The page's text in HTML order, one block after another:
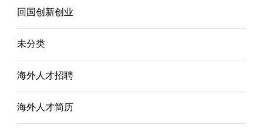
回国创新创业
未分类
海外人才招聘
海外人才简历